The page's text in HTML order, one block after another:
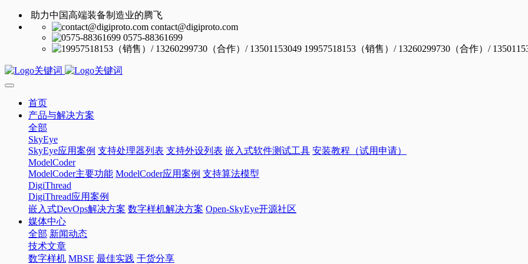
助力中国高端装备制造业的腾飞
contact@digiproto.com
0575-88361699
19957518153（销售）/ 13260299730（合作）/
首页
产品与解决方案
全部
SkyEye
SkyEye应用案例 支持处理器列表 支持外设列表 嵌入式软件测试工具 安装教程（试用申请）
ModelCoder
ModelCoder主要功能 ModelCoder应用案例 支持算法模型
DigiThread
DigiThread应用案例
嵌入式DevOps解决方案 数字样机解决方案 Open-SkyEye开源社区
媒体中心
全部 新闻动态
技术文章
数字样机 MBSE 最佳实践 干货分享